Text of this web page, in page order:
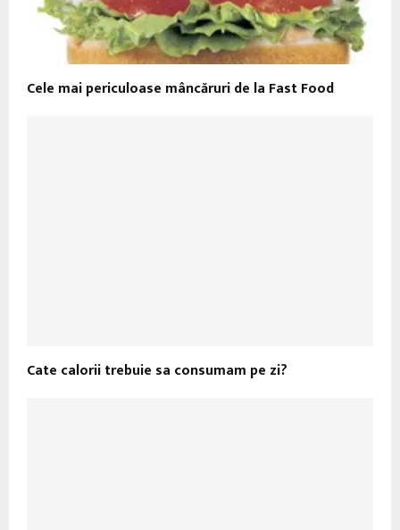
Cele mai periculoase mâncăruri de la Fast Food
Cate calorii trebuie sa consumam pe zi?